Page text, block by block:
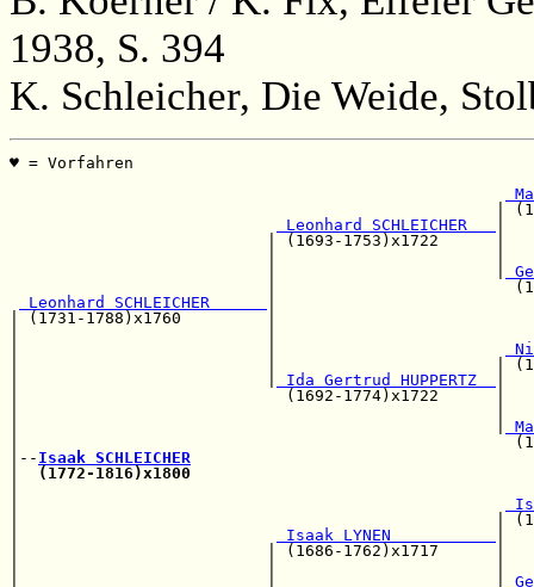
1938, S. 394
K. Schleicher, Die Weide,
♥ =
Leonhard SCHLEICHER
| (1693-
|
Leonhard SCHLEICHER
| (1731-
|                          |                       |
Ida Gertrud HUPPERTZ
|                            (1692-
|
|-- Isaak SCHLEICHER
(1772-1816)x1800
|                                                  |
Isaak LYNEN
|                          | (1686-